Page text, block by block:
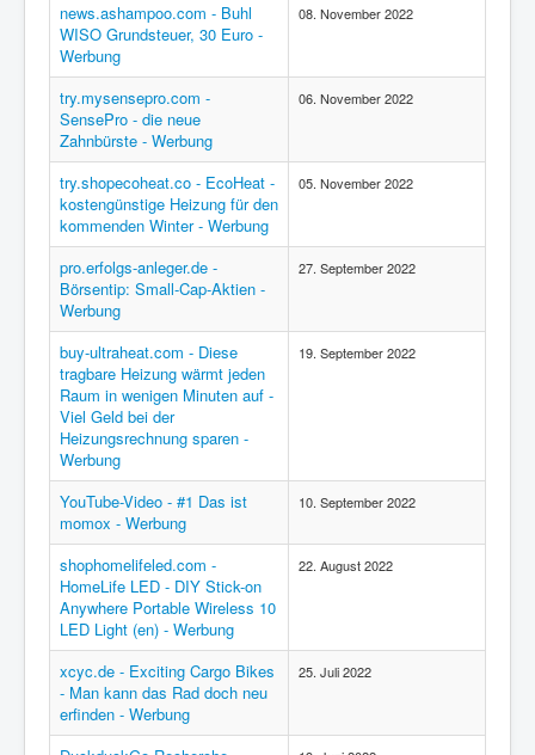
news.ashampoo.com - Buhl
WISO Grundsteuer, 30 Euro -
Werbung
08. November 2022
try.mysensepro.com -
SensePro - die neue
Zahnbürste - Werbung
06. November 2022
try.shopecoheat.co - EcoHeat -
kostengünstige Heizung für den
kommenden Winter - Werbung
05. November 2022
pro.erfolgs-anleger.de -
Börsentip: Small-Cap-Aktien -
Werbung
27. September 2022
buy-ultraheat.com - Diese
tragbare Heizung wärmt jeden
Raum in wenigen Minuten auf -
Viel Geld bei der
Heizungsrechnung sparen -
Werbung
19. September 2022
YouTube-Video - #1 Das ist
momox - Werbung
10. September 2022
shophomelifeled.com -
HomeLife LED - DIY Stick-on
Anywhere Portable Wireless 10
LED Light (en) - Werbung
22. August 2022
xcyc.de - Exciting Cargo Bikes
- Man kann das Rad doch neu
erfinden - Werbung
25. Juli 2022